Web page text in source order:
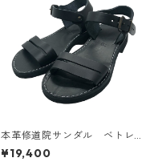
本革修道院サンダル ベトレ
ヘムBethléem（黒）／フラン
ス ベトレヘム修道会 聖母
¥19,400